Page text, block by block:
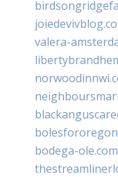
valera-
bodega-ole.com